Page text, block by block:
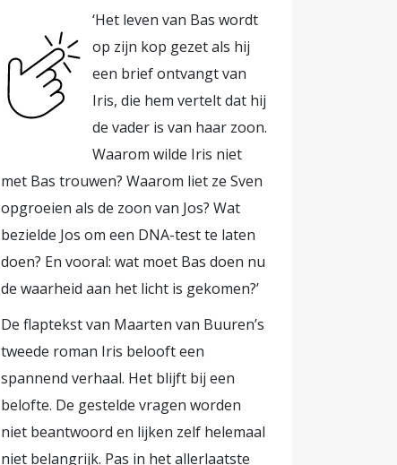
‘Het leven van Bas wordt
op zijn kop gezet als hij
een brief ontvangt van
Iris, die hem vertelt dat hij
de vader is van haar zoon.
Waarom wilde Iris niet
met Bas trouwen? Waarom liet ze Sven
opgroeien als de zoon van Jos? Wat
bezielde Jos om een DNA-test te laten
doen? En vooral: wat moet Bas doen nu
de waarheid aan het licht is gekomen?’
De flaptekst van Maarten van Buuren’s
tweede roman Iris belooft een
spannend verhaal. Het blijft bij een
belofte. De gestelde vragen worden
niet beantwoord en lijken zelf helemaal
niet belangrijk. Pas in het allerlaatste